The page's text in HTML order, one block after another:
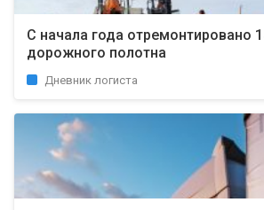
С начала года отремонтировано
дорожного полотна
Дневник логиста